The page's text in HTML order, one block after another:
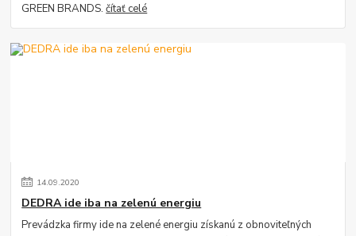
GREEN BRANDS.čítať celé
14.09.2020
DEDRA ide iba na zelenú energiu
Prevádzka firmy ide na zelené energiu získanú z obnoviteľných